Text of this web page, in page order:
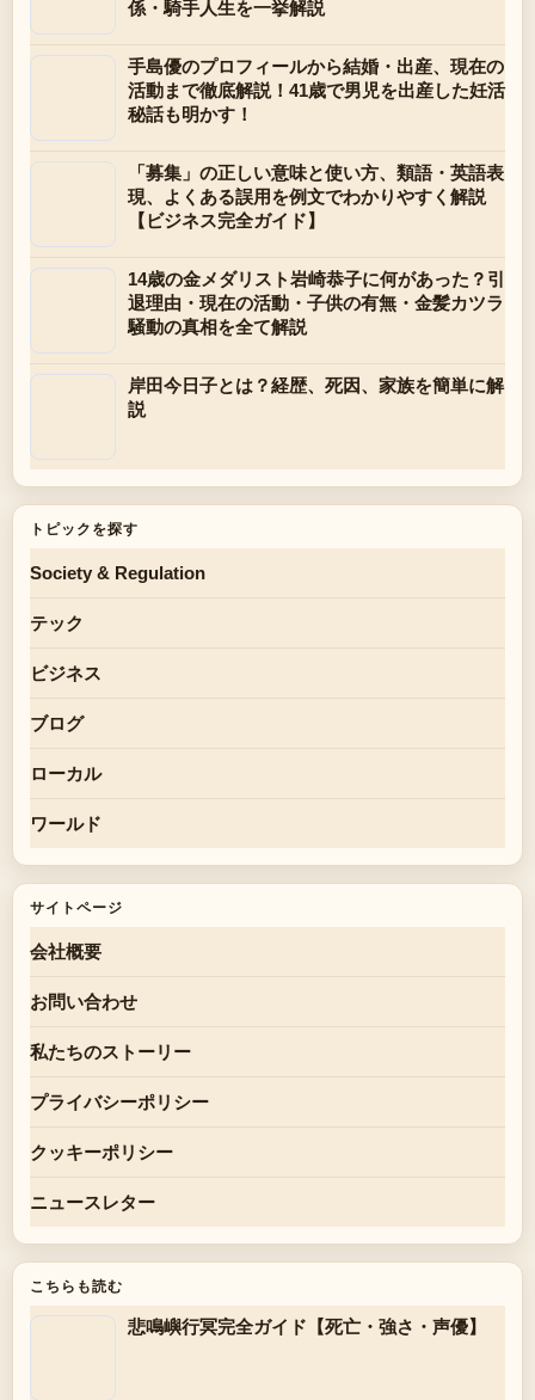
係・騎手人生を一挙解説
手島優のプロフィールから結婚・出産、現在の
活動まで徹底解説！41歳で男児を出産した妊活
秘話も明かす！
「募集」の正しい意味と使い方、類語・英語表
現、よくある誤用を例文でわかりやすく解説
【ビジネス完全ガイド】
14歳の金メダリスト岩崎恭子に何があった？引
退理由・現在の活動・子供の有無・金髪カツラ
騒動の真相を全て解説
岸田今日子とは？経歴、死因、家族を簡単に解
説
トピックを探す
Society & Regulation
テック
ビジネス
ブログ
ローカル
ワールド
サイトページ
会社概要
お問い合わせ
私たちのストーリー
プライバシーポリシー
クッキーポリシー
ニュースレター
こちらも読む
悲鳴嶼行冥完全ガイド【死亡・強さ・声優】